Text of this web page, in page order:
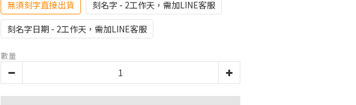
無須刻字直接出貨
刻名字 - 2工作天，需加LINE客服
刻名字日期 - 2工作天，需加LINE客服
數量